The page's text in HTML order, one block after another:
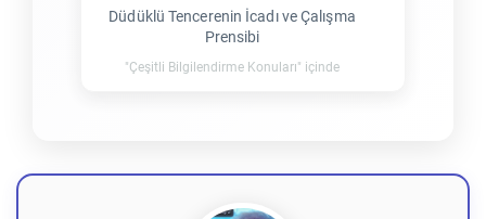
Düdüklü Tencerenin İcadı ve Çalışma
Prensibi
"Çeşitli Bilgilendirme Konuları" içinde